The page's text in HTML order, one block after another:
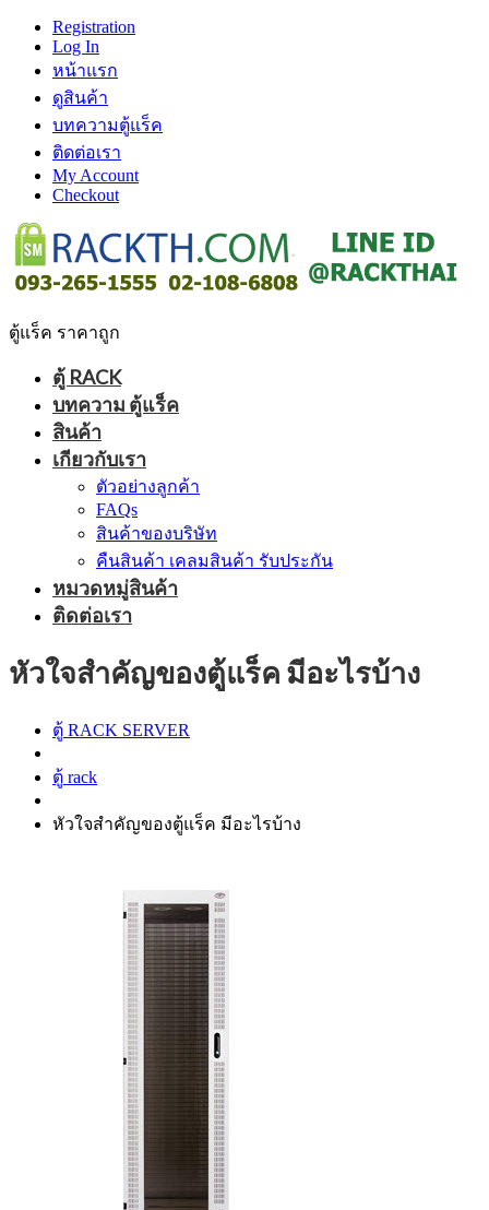
Registration
Log In
หน้าแรก
ดูสินค้า
บทความตู้แร็ค
ติดต่อเรา
My Account
Checkout
ตู้แร็ค ราคาถูก
ตู้ RACK
บทความ ตู้แร็ค
สินค้า
เกียวกับเรา
ตัวอย่างลูกค้า
FAQs
สินค้าของบริษัท
คืนสินค้า เคลมสินค้า รับประกัน
หมวดหมู่สินค้า
ติดต่อเรา
หัวใจสำคัญของตู้แร็ค มีอะไรบ้าง
ตู้ RACK SERVER
ตู้ rack
หัวใจสำคัญของตู้แร็ค มีอะไรบ้าง